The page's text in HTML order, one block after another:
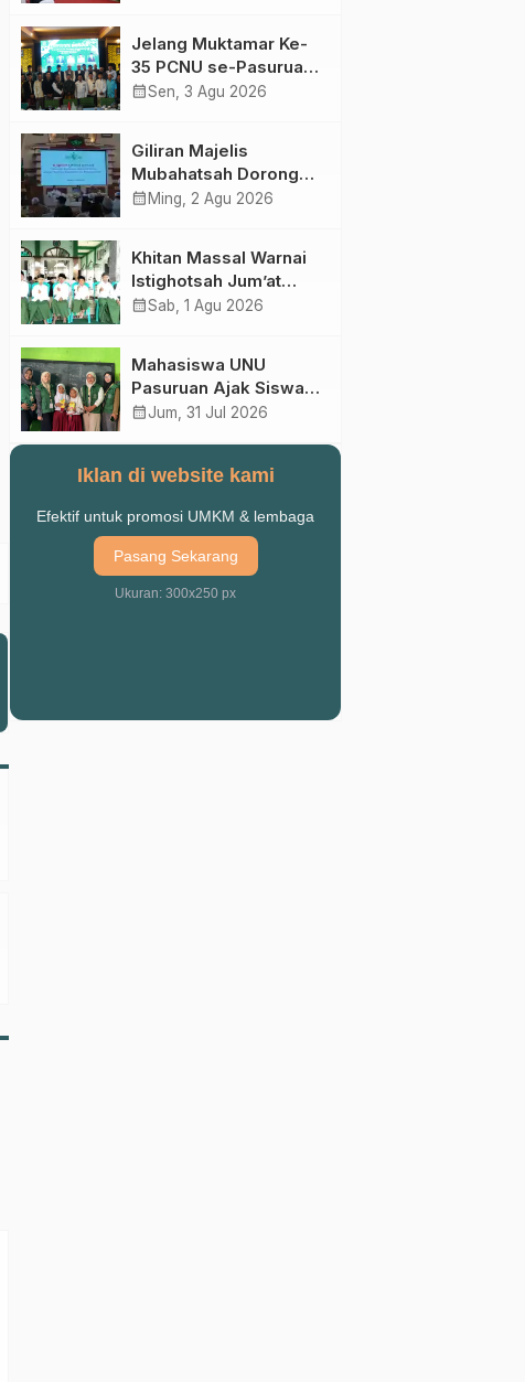
Jelang Muktamar Ke-
35 PCNU se-Pasuruan
Raya Rumuskan
Abad Kedua
calendar_monthSen, 3 Agu 2026
Giliran Majelis
Mubahatsah Dorong
Gagasan Pelembagaan
calendar_month Ming, 2 Agu 2026
Khitan Massal Warnai
Istighotsah Jum’at
Wage MWCNU
calendar_monthSab, 1 Agu 2026
Mahasiswa UNU
Pasuruan Ajak Siswa
SD Al Maksum
calendar_monthJum, 31 Jul 2026
Iklan di website kami
Efektif untuk promosi UMKM & lembaga
Pasang Sekarang
Ukuran: 300x250 px